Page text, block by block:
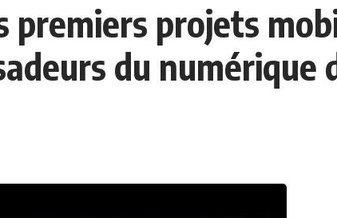
premiers projets
du numérique